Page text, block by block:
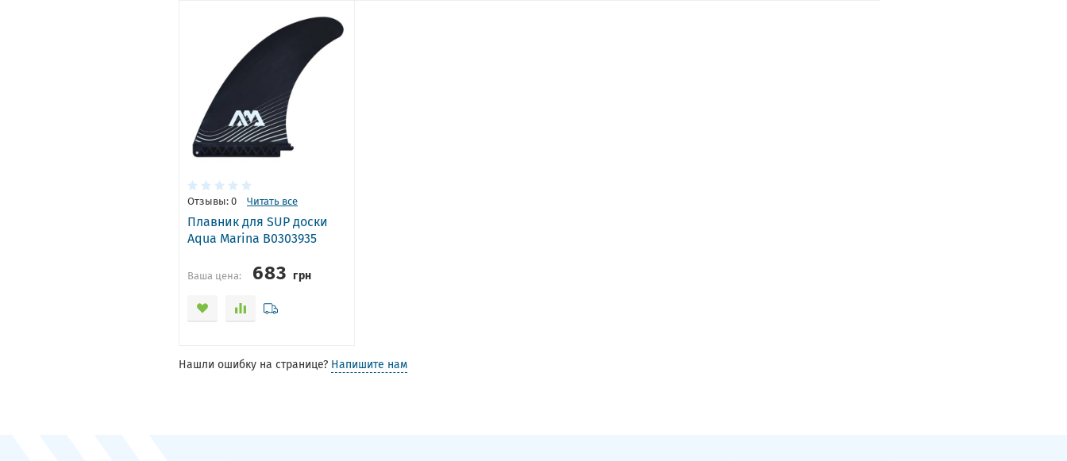
Отзывы: 0 Читать все
Плавник для SUP доски
Aqua Marina B0303935
Ваша цена: 683 грн
Нашли ошибку на странице? Напишите нам